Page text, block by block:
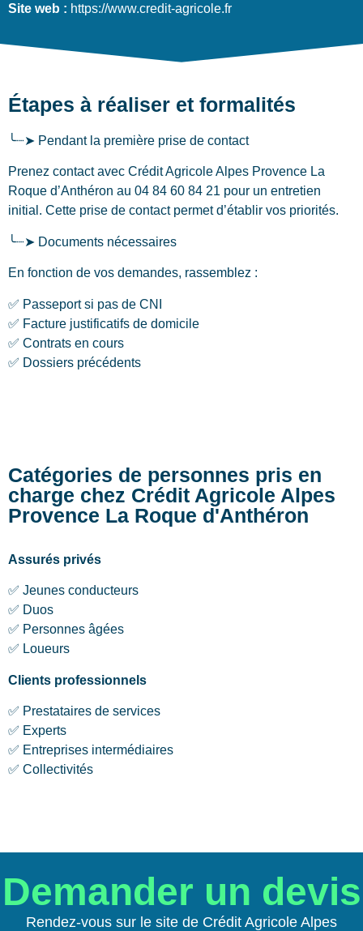
Site web : https://www.credit-agricole.fr
Étapes à réaliser et formalités
╰┈➤ Pendant la première prise de contact
Prenez contact avec Crédit Agricole Alpes Provence La
Roque d’Anthéron au 04 84 60 84 21 pour un entretien
initial. Cette prise de contact permet d’établir vos priorités.
╰┈➤ Documents nécessaires
En fonction de vos demandes, rassemblez :
✅ Passeport si pas de CNI
✅ Facture justificatifs de domicile
✅ Contrats en cours
✅ Dossiers précédents
Catégories de personnes pris en
charge chez Crédit Agricole Alpes
Provence La Roque d'Anthéron
Assurés privés
✅ Jeunes conducteurs
✅ Duos
✅ Personnes âgées
✅ Loueurs
Clients professionnels
✅ Prestataires de services
✅ Experts
✅ Entreprises intermédiaires
✅ Collectivités
Demander un devis
Rendez-vous sur le site de Crédit Agricole Alpes